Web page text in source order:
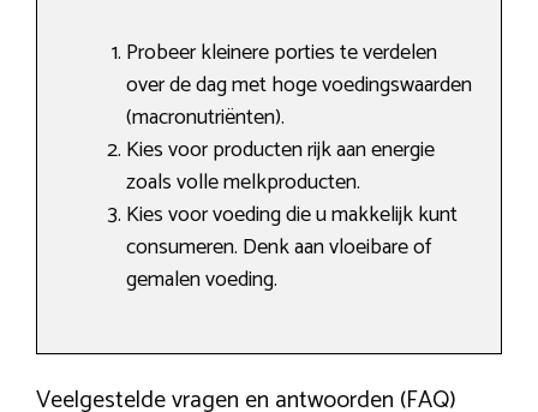
Probeer kleinere porties te verdelen
over de dag met hoge voedingswaarden
(macronutriënten).
Kies voor producten rijk aan energie
zoals volle melkproducten.
Kies voor voeding die u makkelijk kunt
consumeren. Denk aan vloeibare of
gemalen voeding.
Veelgestelde vragen en antwoorden (FAQ)